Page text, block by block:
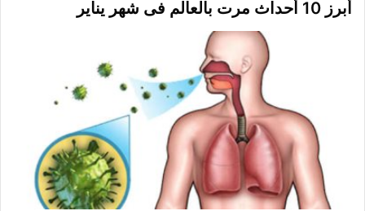
أبرز 10 أحداث مرت بالعالم فى شهر يناير